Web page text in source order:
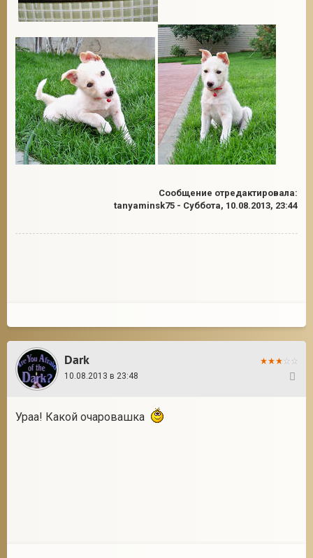
Сообщение отредактировала:
tanyaminsk75 - Суббота, 10.08.2013, 23:44
Dark
10.08.2013 в 23:48
Ураа! Какой очаровашка